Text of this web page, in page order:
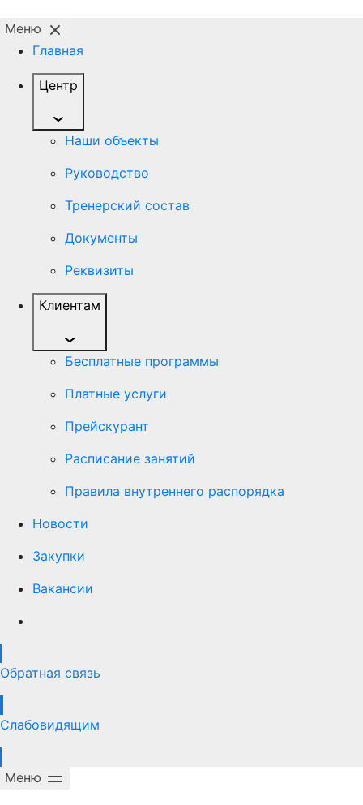
Главная
Центр
Наши объекты
Руководство
Тренерский состав
Документы
Реквизиты
Клиентам
Бесплатные программы
Платные услуги
Прейскурант
Расписание занятий
Правила внутреннего распорядка
Новости
Закупки
Вакансии
Обратная связь
Слабовидящим